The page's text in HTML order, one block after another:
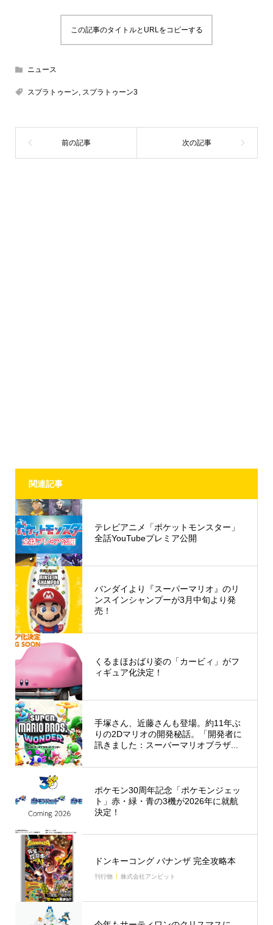
この記事のタイトルとURLをコピーする
ニュース
スプラトゥーン, スプラトゥーン3
関連記事
テレビアニメ「ポケットモンスター」
全話YouTubeプレミア公開
バンダイより『スーパーマリオ』のリ
ンスインシャンプーが3月中旬より発
売！
くるまほおばり姿の「カービィ」がフ
ィギュア化決定！
手塚さん、近藤さんも登場。約11年ぶ
りの2Dマリオの開発秘話。「開発者に
訊きました：スーパーマリオブラザ...
ポケモン30周年記念「ポケモンジェッ
ト」赤・緑・青の3機が2026年に就航
決定！
ドンキーコング バナンザ 完全攻略本
刊行物 株式会社アンビット